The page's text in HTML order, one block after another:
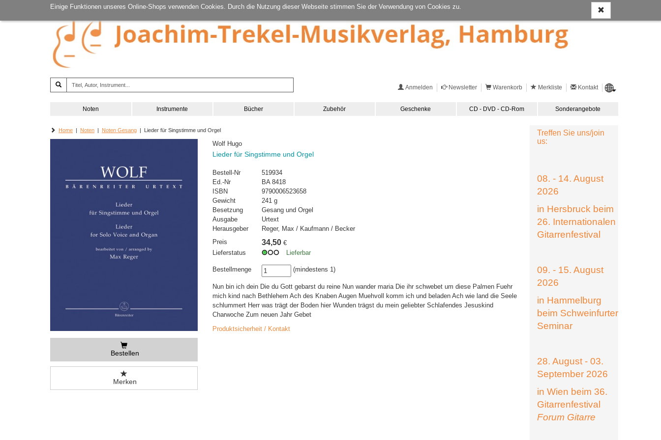
Einige Funktionen unseres Online-Shops verwenden Cookies. Durch die Nutzung dieser Webseite stimmen Sie der Verwendung von Cookies zu.
Anmelden Newsletter Warenkorb Merkliste Kontakt
Noten Instrumente Bücher Zubehör Geschenke CD - DVD - CD-Rom Sonderangebote
Home | Noten | Noten Gesang | Lieder für Singstimme und Orgel
Bestellen
Merken
Wolf Hugo
Lieder für Singstimme und Orgel
Bestell-Nr
519934
Ed.-Nr
BA 8418
ISBN
9790006523658
Gewicht
241 g
Besetzung
Gesang und Orgel
Ausgabe
Urtext
Herausgeber
Reger, Max / Kaufmann / Becker
Preis
34,50 €
Lieferstatus
Lieferbar
Bestellmenge (mindestens 1)
Nun bin ich dein Die du Gott gebarst du reine Nun wander maria Die ihr schwebet um diese Palmen Fuehr
mich kind nach Bethlehem Ach des Knaben Augen Muehvoll komm ich und beladen Ach wie land die Seele
schlummert Herr was trägt der Boden hier Wunden trägst du mein geliebter Schlafendes Jesuskind
Charwoche Zum neuen Jahr Gebet
Produktsicherheit / Kontakt
Treffen Sie uns/join
us:
08. - 14. August
2026
in Hersbruck beim
26. Internationalen
Gitarrenfestival
09. - 15. August
2026
in Hammelburg
beim Schweinfurter
Seminar
28. August - 03.
September 2026
in Wien beim 36.
Gitarrenfestival
Forum Gitarre